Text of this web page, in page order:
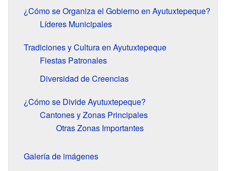
¿Cómo se Organiza el Gobierno en Ayutuxtepeque?
Líderes Municipales
Tradiciones y Cultura en Ayutuxtepeque
Fiestas Patronales
Diversidad de Creencias
¿Cómo se Divide Ayutuxtepeque?
Cantones y Zonas Principales
Otras Zonas Importantes
Galería de imágenes